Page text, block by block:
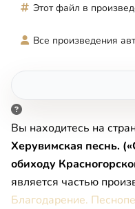
Этот файл в
Все произведения
Вы находитесь на
Херувимская песнь.
обиходу
является частью
Благодарение.